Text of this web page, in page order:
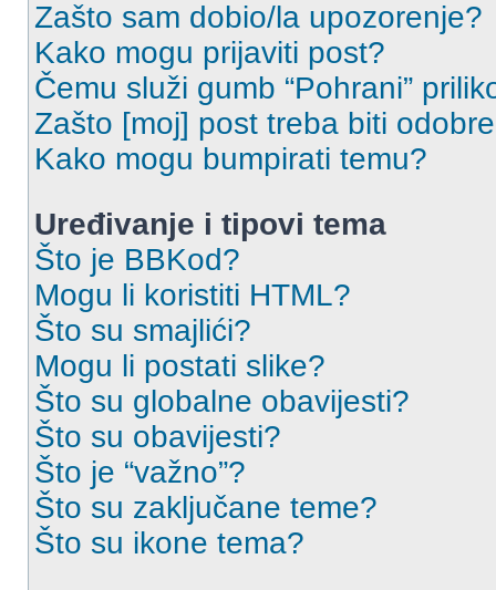
Zašto sam dobio/la upozorenje?
Kako mogu prijaviti post?
Čemu služi gumb “Pohrani”
Zašto [moj] post treba biti
Kako mogu bumpirati temu?
Uređivanje i tipovi tema
Što je BBKod?
Mogu li koristiti HTML?
Što su smajlići?
Mogu li postati slike?
Što su globalne obavijesti?
Što su obavijesti?
Što je “važno”?
Što su zaključane teme?
Što su ikone tema?